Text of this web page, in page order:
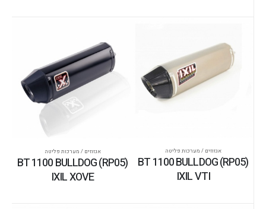
אגזוזים / מערכות פליטה
BT 1100 BULLDOG (RP05)
IXIL VTI
אגזוזים / מערכות פליטה
BT 1100 BULLDOG (RP05)
IXIL XOVE